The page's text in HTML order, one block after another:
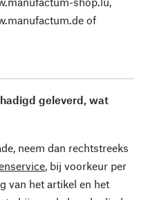
of
geleverd, wat
neem dan rechtstreeks
, bij voorkeur per
van het artikel en het